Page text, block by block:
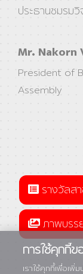
ประธานชมรม
Mr. Nakorn
President of
Assembly
รางวัลส
ภาพบรร
การใช้คุกกี้ข
เราใช้คุกกี้เพื่อเ